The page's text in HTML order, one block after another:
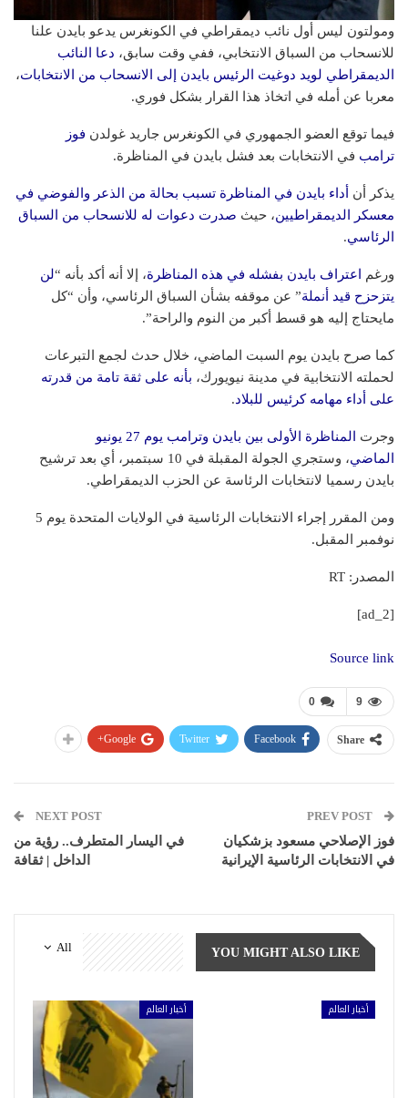
ومولتون ليس أول نائب ديمقراطي في الكونغرس يدعو بايدن علنا
للانسحاب من السباق الانتخابي، ففي وقت سابق، دعا النائب
الديمقراطي لويد دوغيت الرئيس بايدن إلى الانسحاب من الانتخابات،
معربا عن أمله في اتخاذ هذا القرار بشكل فوري.
فيما توقع العضو الجمهوري في الكونغرس جاريد غولدن فوز
ترامب في الانتخابات بعد فشل بايدن في المناظرة.
يذكر أن
أداء بايدن في المناظرة تسبب بحالة من الذعر والفوضي في
معسكر الديمقراطيين، حيث صدرت دعوات له للانسحاب من السباق
الرئاسي.
ورغم اعتراف بايدن بفشله في هذه المناظرة، إلا أنه أكد بأنه “لن
يتزحزح قيد أنملة” عن موقفه بشأن السباق الرئاسي، وأن “كل
مايحتاج إليه هو قسط أكبر من النوم والراحة”.
كما صرح بايدن يوم السبت الماضي، خلال حدث لجمع التبرعات
لحملته الانتخابية في مدينة نيويورك، بأنه على ثقة تامة من قدرته
على أداء مهامه كرئيس للبلاد.
وجرت
المناظرة الأولى بين بايدن وترامب يوم 27 يونيو
الماضي
، وستجري الجولة المقبلة في 10 سبتمبر، أي بعد ترشيح
بايدن رسميا لانتخابات الرئاسة عن الحزب الديمقراطي.
ومن المقرر إجراء الانتخابات الرئاسية في الولايات المتحدة يوم 5
نوفمبر المقبل.
المصدر: RT
[ad_2]
Source link
0 9
Share
Facebook
Twitter
Google+
فوز الإصلاحي مسعود بزشكيان
في الانتخابات الرئاسية الإيرانية
NEXT POST
في اليسار المتطرف.. رؤية من
الداخل | ثقافة
All YOU MIGHT ALSO LIKE
أخبار العالم أخبار العالم